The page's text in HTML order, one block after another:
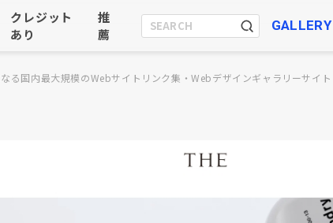
クレジット
あり
推
薦
GALLERY
る国内最大規模のWebサイトリンク集・Webデザインギャラリーサイト